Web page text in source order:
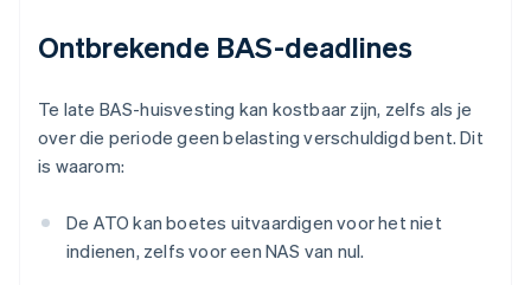
Ontbrekende BAS-deadlines
Te late BAS-huisvesting kan kostbaar zijn, zelfs als je
over die periode geen belasting verschuldigd bent. Dit
is waarom:
De ATO kan boetes uitvaardigen voor het niet
indienen, zelfs voor een NAS van nul.